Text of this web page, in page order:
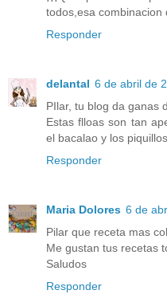
todos,esa combinacion
Responder
delantal 6 de abril de
PIlar, tu blog da ganas
Estas flloas son tan
el bacalao y los
Responder
Maria Dolores 6 de
Pilar que receta mas
Me gustan tus recetas
Saludos
Responder